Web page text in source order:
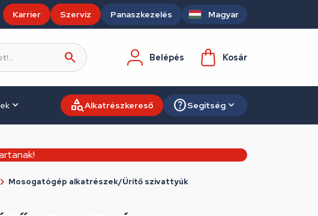
Karrier Szerviz Panaszkezelés Magyar
Belépés Kosár
Alkatrészkereső Segítség
Mosogatógép alkatrészek/Ürítő szivattyúk